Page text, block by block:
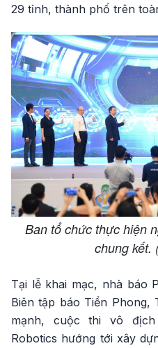
29 tỉnh, thành phố trên
Ban tổ chức thực hiện
chung kết.
Tại lễ khai mạc, nhà báo
Biên tập báo Tiền
mạnh, cuộc thi vô
Robotics hướng tới xây